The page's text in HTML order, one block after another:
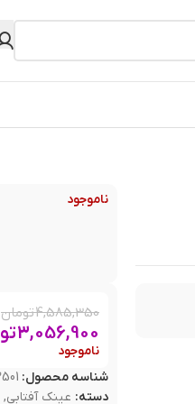
ناموجود
4,585,350تومان
3,056,900
ناموجود
شناسه محصول:
دسته: عینک آفتابی,